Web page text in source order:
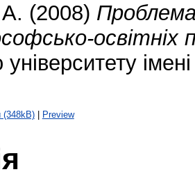
(2008)
освітніх
університету
(348kB)| Preview